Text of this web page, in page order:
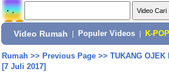
Video Rumah Populer Videos K-POP
Rumah>> Previous Page>> TUKANG OJEK
[7 Juli 2017]